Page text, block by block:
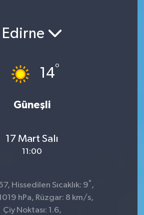
Edirne
14°
Güneşli
17 Mart Salı
11:00
Hissedilen Sıcaklık: 9° ,
hPa, Rüzgar: 8 km/s,
Çiy Noktası: 1.6,